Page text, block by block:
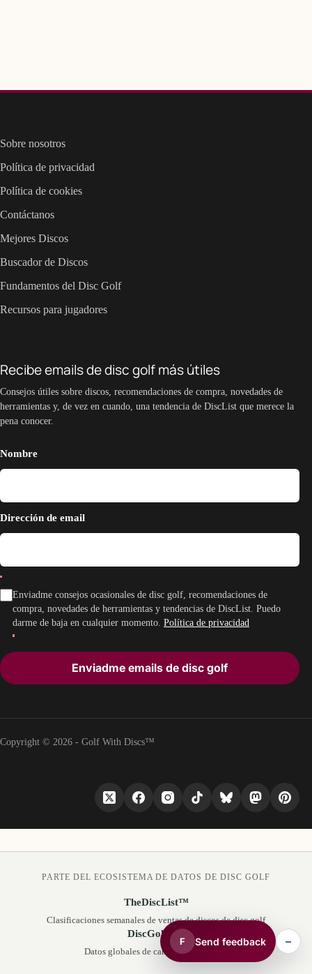
Sobre nosotros
Política de privacidad
Política de cookies
Contáctanos
Mejores Discos
Buscador de Discos
Fundamentos del Disc Golf
Recursos para jugadores
Recibe emails de disc golf más útiles
Consejos útiles sobre discos, recomendaciones de compra, novedades de
herramientas y, de vez en cuando, una tendencia de DiscList que merece la
pena conocer.
Nombre
Dirección de email
Enviadme consejos ocasionales de disc golf, recomendaciones de
compra, novedades de herramientas y tendencias de DiscList. Puedo
darme de baja en cualquier momento. Política de privacidad
Enviadme emails de disc golf
Copyright © 2026 - Golf With Discs™
F Send feedback –
PARTE DEL ECOSISTEMA DE DATOS DE DISC GOLF
TheDiscList™
Clasificaciones semanales de ventas de discos de disc golf
DiscGolfAPI
Datos globales de campos de disc golf